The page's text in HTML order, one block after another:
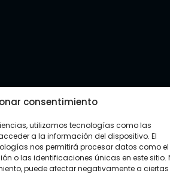
consentimiento
utilizamos tecnologías como las
a la información del dispositivo. El
nos permitirá procesar datos como el
o las identificaciones únicas en este sitio.
puede afectar negativamente a ciertas